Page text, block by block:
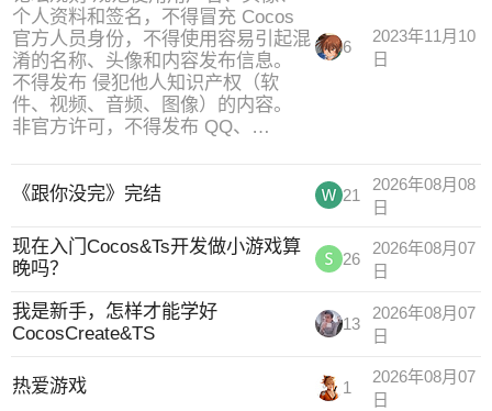
个人资料和签名，不得冒充 Cocos
官方人员身份，不得使用容易引起混
淆的名称、头像和内容发布信息。
不得发布 侵犯他人知识产权（软
件、视频、音频、图像）的内容。
非官方许可，不得发布 QQ、…
6
2023年11月10
日
《跟你没完》完结 21
2026年08月08
日
现在入门Cocos&Ts开发做小游戏算
晚吗？
26
2026年08月07
日
我是新手，怎样才能学好
CocosCreate&TS
13
2026年08月07
日
热爱游戏 1
2026年08月07
日